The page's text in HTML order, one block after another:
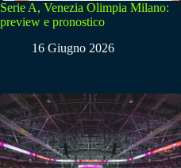
Serie A, Venezia Olimpia Milano:
preview e pronostico
16 Giugno 2026